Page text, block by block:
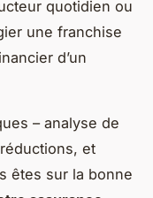
quotidien ou
une franchise
d’un
– analyse de
et
êtes sur la bonne